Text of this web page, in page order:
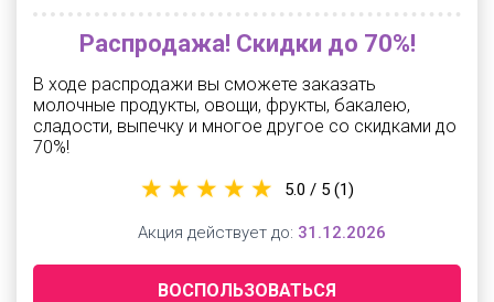
Распродажа! Скидки до 70%!
В ходе распродажи вы сможете заказать
молочные продукты, овощи, фрукты, бакалею,
сладости, выпечку и многое другое со скидками до
70%!
ВОСПОЛЬЗОВАТЬСЯ
5.0 / 5 (1)
Акция действует до: 31.12.2026